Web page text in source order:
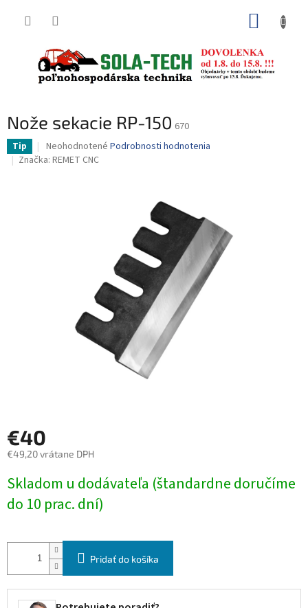
Nože sekacie RP-150 670
Tip
Priemerné
hodnotenie
Neohodnotené Podrobnosti hodnotenia
Značka: REMET CNC
€40
€49,20 vrátane DPH
cena:
Skladom u dodávateľa (štandardne doručíme
do 10 prac. dní)
Pridať do košíka